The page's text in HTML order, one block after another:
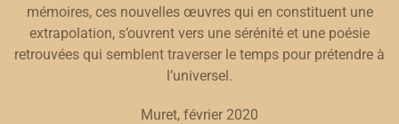
mémoires, ces nouvelles œuvres qui en constituent une
extrapolation, s’ouvrent vers une sérénité et une poésie
retrouvées qui semblent traverser le temps pour prétendre à
l’universel.
Muret, février 2020